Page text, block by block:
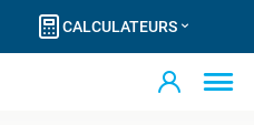
CALCULATEURS